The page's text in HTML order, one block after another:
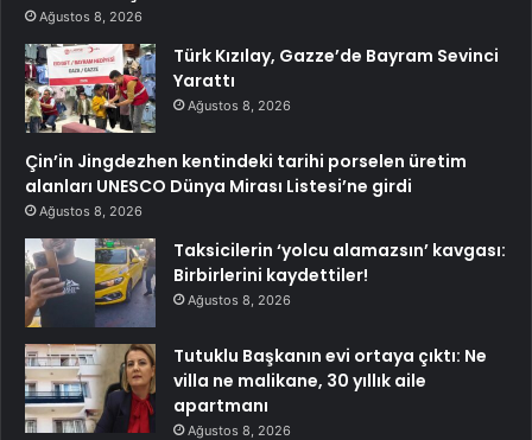
Ağustos 8, 2026
Türk Kızılay, Gazze’de Bayram Sevinci
Yarattı
Ağustos 8, 2026
Çin’in Jingdezhen kentindeki tarihi porselen üretim
alanları UNESCO Dünya Mirası Listesi’ne girdi
Ağustos 8, 2026
Taksicilerin ‘yolcu alamazsın’ kavgası:
Birbirlerini kaydettiler!
Ağustos 8, 2026
Tutuklu Başkanın evi ortaya çıktı: Ne
villa ne malikane, 30 yıllık aile
apartmanı
Ağustos 8, 2026